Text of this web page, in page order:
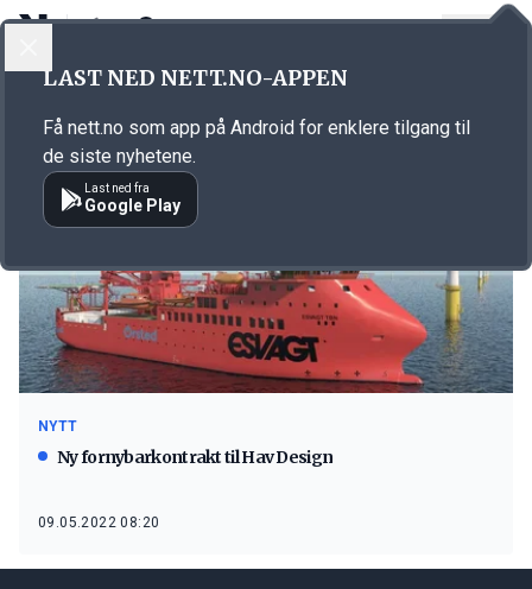
Emne: Esvagt
NYTT
Ny fornybarkontrakt til Hav Design
09.05.2022 08:20
LAST NED NETT.NO-APPEN
Få nett.no som app på Android for enklere tilgang til
de siste nyhetene.
Last ned fra
Google Play